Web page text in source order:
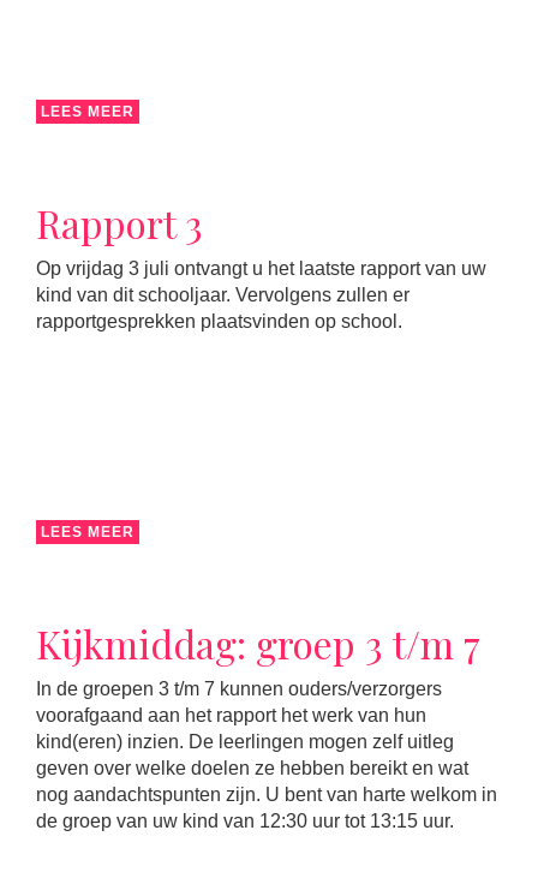
LEES MEER
Rapport 3
Op vrijdag 3 juli ontvangt u het laatste rapport van uw
kind van dit schooljaar. Vervolgens zullen er
rapportgesprekken plaatsvinden op school.
LEES MEER
Kijkmiddag: groep 3 t/m 7
In de groepen 3 t/m 7 kunnen ouders/verzorgers
voorafgaand aan het rapport het werk van hun
kind(eren) inzien. De leerlingen mogen zelf uitleg
geven over welke doelen ze hebben bereikt en wat
nog aandachtspunten zijn. U bent van harte welkom in
de groep van uw kind van 12:30 uur tot 13:15 uur.